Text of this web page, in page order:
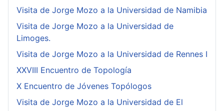
Visita de Jorge Mozo a la Universidad de Namibia
Visita de Jorge Mozo a la Universidad de
Limoges.
Visita de Jorge Mozo a la Universidad de Rennes I
XXVIII Encuentro de Topología
X Encuentro de Jóvenes Topólogos
Visita de Jorge Mozo a la Universidad de El